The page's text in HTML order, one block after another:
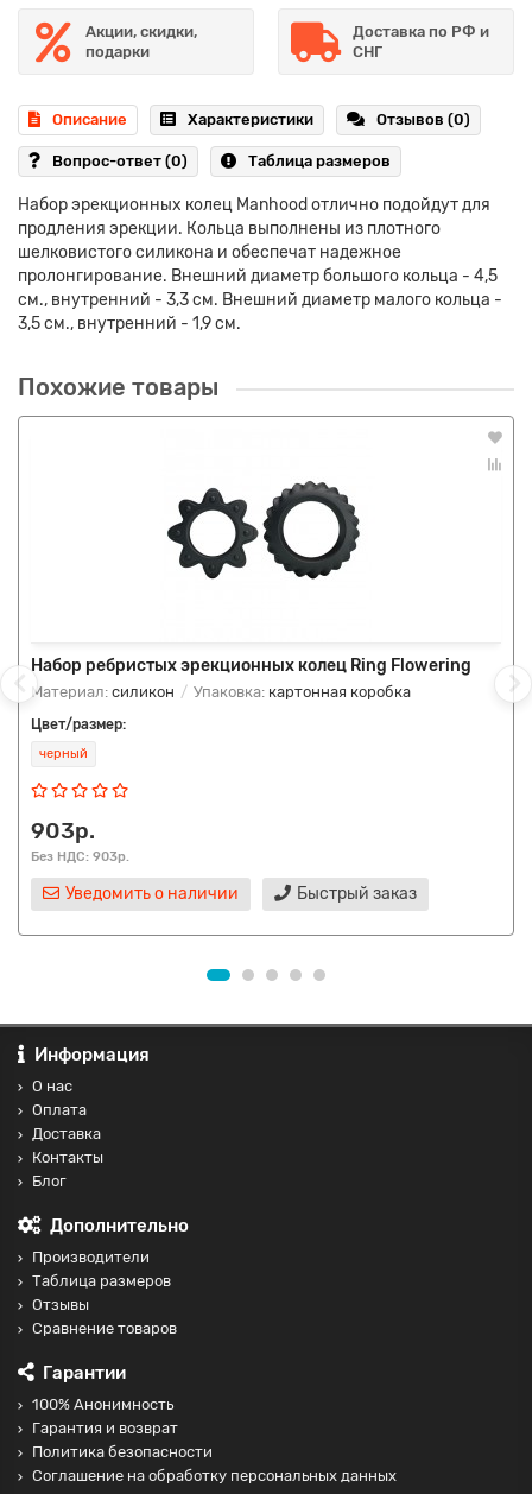
Акции, скидки,
подарки
Доставка по РФ и
СНГ
Описание Характеристики Отзывов (0)
Вопрос-ответ (0) Таблица размеров
Набор эрекционных колец Manhood отлично подойдут для
продления эрекции. Кольца выполнены из плотного
шелковистого силикона и обеспечат надежное
пролонгирование. Внешний диаметр большого кольца - 4,5
см., внутренний - 3,3 см. Внешний диаметр малого кольца -
3,5 см., внутренний - 1,9 см.
Похожие товары
Набор ребристых эрекционных колец Ring Flowering
Материал: силикон Упаковка: картонная коробка
Цвет/размер:
черный
903р.
Без НДС: 903р.
Уведомить о наличии Быстрый заказ
Информация
О нас
Оплата
Доставка
Контакты
Блог
Дополнительно
Производители
Таблица размеров
Отзывы
Сравнение товаров
Гарантии
100% Анонимность
Гарантия и возврат
Политика безопасности
Соглашение на обработку персональных данных